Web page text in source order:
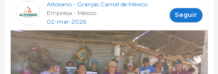
Altosano - Granjas Carroll de México
Empresa - México
02-mar-2026
Seguir